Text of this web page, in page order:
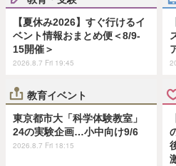
【夏休み2026】すぐ行けるイ
ベント情報おまとめ便＜8/9-
15開催＞
2026.8.7 Fri 19:45
教育イベント
東京都市大「科学体験教室」
24の実験企画…小中向け9/6
2026.8.7 Fri 18:15